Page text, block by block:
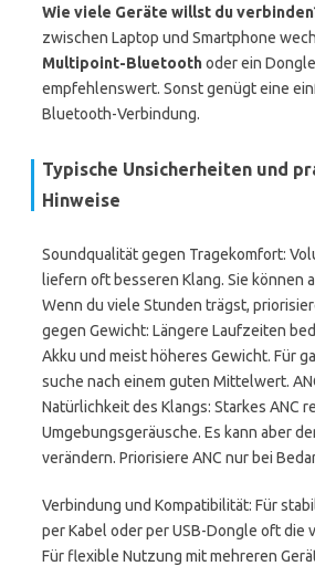
Wie viele Geräte willst du
zwischen Laptop und Smartphone
Multipoint-Bluetoothoder ein
empfehlenswert. Sonst genügt eine
Bluetooth-Verbindung.
Typische Unsicherheiten und
Hinweise
Soundqualität gegen Tragekomfort:
liefern oft besseren Klang. Sie können
Wenn du viele Stunden trägst,
gegen Gewicht: Längere Laufzeiten
Akku und meist höheres Gewicht. Für
suche nach einem guten Mittelwert.
Natürlichkeit des Klangs: Starkes ANC
Umgebungsgeräusche. Es kann aber
verändern. Priorisiere ANC nur bei
Verbindung und Kompatibilität: Für
per Kabel oder per USB-Dongle oft die
Für flexible Nutzung mit mehreren